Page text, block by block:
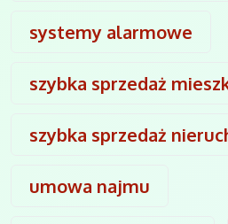
systemy alarmowe
szybka sprzedaż
szybka sprzedaż
umowa najmu